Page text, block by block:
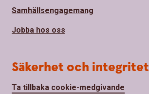
Samhällsengagemang
Jobba hos oss
Säkerhet och integritet
Ta tillbaka cookie-medgivande